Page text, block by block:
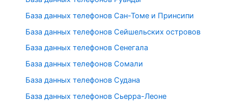
База данных телефонов Сан-Томе и Принсипи
База данных телефонов Сейшельских островов
База данных телефонов Сенегала
База данных телефонов Сомали
База данных телефонов Судана
База данных телефонов Сьерра-Леоне